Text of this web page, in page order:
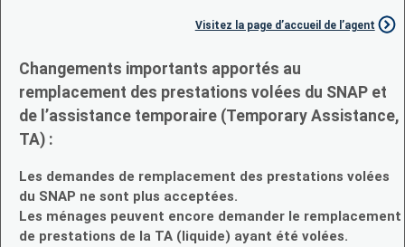
Visitez la page d’accueil de l’agent
Changements importants apportés au
remplacement des prestations volées du SNAP et
de l’assistance temporaire (Temporary Assistance,
TA) :
Les demandes de remplacement des prestations volées
du SNAP ne sont plus acceptées.
Les ménages peuvent encore demander le remplacement
de prestations de la TA (liquide) ayant été volées.